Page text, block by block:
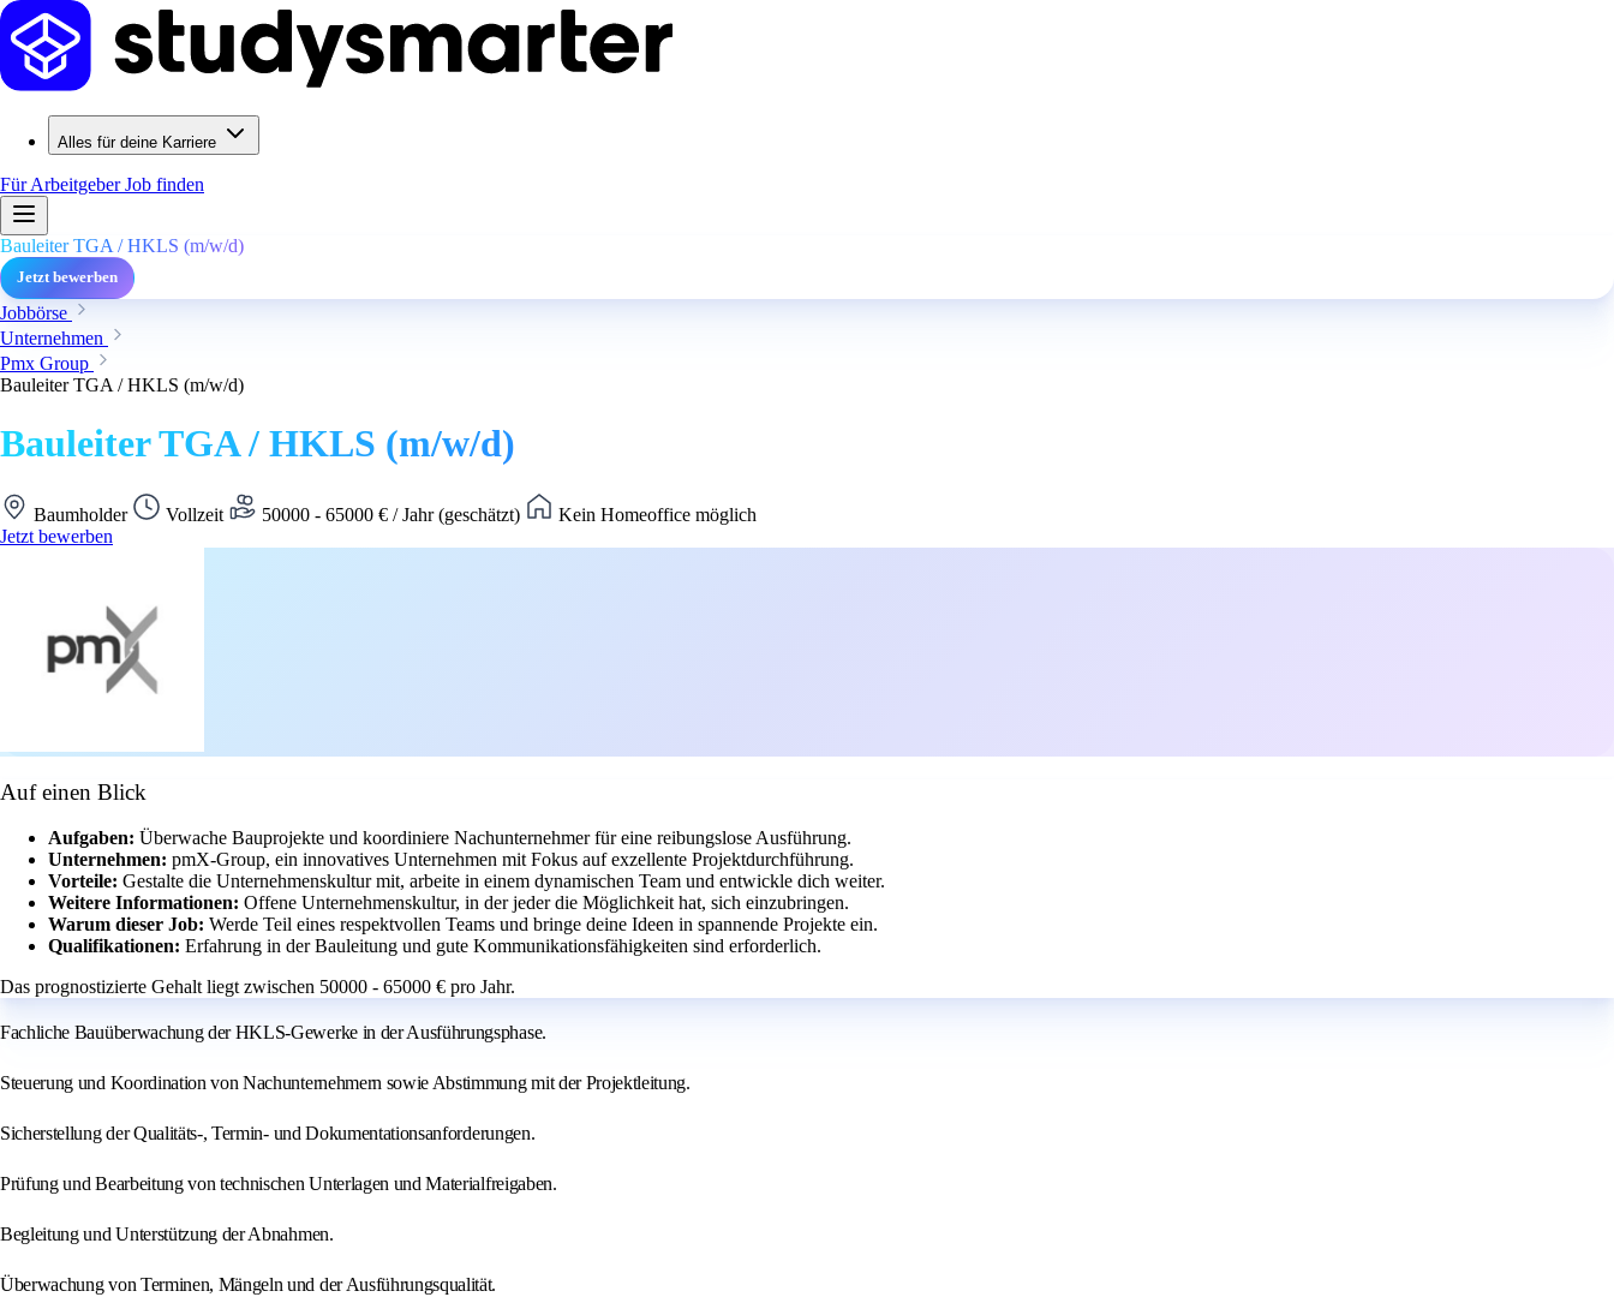
Alles für deine Karriere
Für ArbeitgeberJob finden
Bauleiter TGA / HKLS (m/w/d)
Jetzt bewerben
Jobbörse
Unternehmen
Pmx Group
Bauleiter TGA / HKLS (m/w/d)
Bauleiter TGA / HKLS (m/w/d)
Baumholder Vollzeit 50000 - 65000 € / Jahr (geschätzt)
Kein Homeoffice möglich
Jetzt bewerben
Auf einen Blick
Aufgaben: Überwache Bauprojekte und koordiniere Nachunternehmer für eine reibungslose Ausführung.
Unternehmen: pmX-Group, ein innovatives Unternehmen mit Fokus auf exzellente Projektdurchführung.
Vorteile: Gestalte die Unternehmenskultur mit, arbeite in einem dynamischen Team und entwickle dich weiter.
Weitere Informationen: Offene Unternehmenskultur, in der jeder die Möglichkeit hat, sich einzubringen.
Warum dieser Job: Werde Teil eines respektvollen Teams und bringe deine Ideen in spannende Projekte ein.
Qualifikationen: Erfahrung in der Bauleitung und gute Kommunikationsfähigkeiten sind erforderlich.
Das prognostizierte Gehalt liegt zwischen 50000 - 65000 € pro Jahr.
Fachliche Bauüberwachung der HKLS-Gewerke in der Ausführungsphase.
Steuerung und Koordination von Nachunternehmern sowie Abstimmung mit der Projektleitung.
Sicherstellung der Qualitäts-, Termin- und Dokumentationsanforderungen.
Prüfung und Bearbeitung von technischen Unterlagen und Materialfreigaben.
Begleitung und Unterstützung der Abnahmen.
Überwachung von Terminen, Mängeln und der Ausführungsqualität.